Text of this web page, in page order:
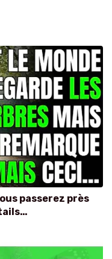
passerez près